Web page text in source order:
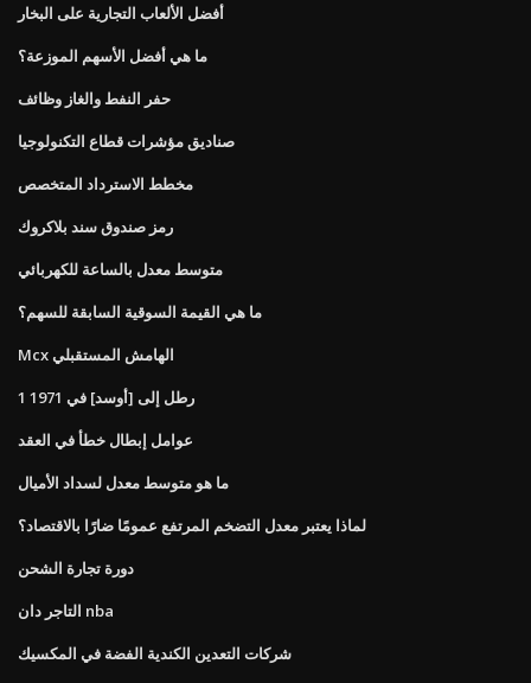
أفضل الألعاب التجارية على البخار
ما هي أفضل الأسهم الموزعة؟
حفر النفط والغاز وظائف
صناديق مؤشرات قطاع التكنولوجيا
مخطط الاسترداد المتخصص
رمز صندوق سند بلاكروك
متوسط ​​معدل بالساعة للكهربائي
ما هي القيمة السوقية السابقة للسهم؟
Mcx الهامش المستقبلي
1 رطل إلى [أوسد] في 1971
عوامل إبطال خطأ في العقد
ما هو متوسط ​​معدل لسداد الأميال
لماذا يعتبر معدل التضخم المرتفع عمومًا ضارًا بالاقتصاد؟
دورة تجارة الشحن
التاجر دان nba
شركات التعدين الكندية الفضة في المكسيك